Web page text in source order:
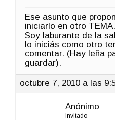
Ese asunto que
iniciarlo en otro TEMA.
Soy laburante de la
lo iniciás como otro
comentar. (Hay leña
guardar).
octubre 7, 2010 a las
Anónimo
Invitado